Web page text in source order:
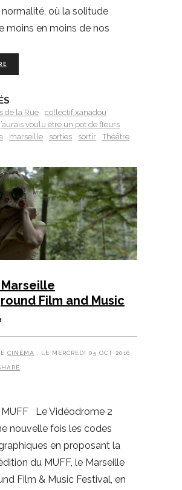
où la solitude
moins en moins de nos
de la Rue
collectif xanadou
j’aurais voulu etre un pot de fleurs
marseille sorties sortir Théâtre
Marseille
Film and Music
CINÉMA , LE MERCREDI 05 OCT 2016
MUFF Le Vidéodrome 2
nouvelle fois les codes
en proposant la
du MUFF, le Marseille
Film & Music Festival, en